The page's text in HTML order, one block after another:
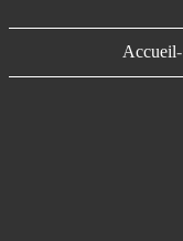
Accueil-